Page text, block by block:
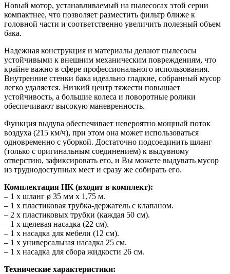
Новый мотор, устанавливаемый на пылесосах этой серии
компактнее, что позволяет разместить фильтр ближе к
головной части и соответственно увеличить полезный объем
бака.
Надежная конструкция и материалы делают пылесосы
устойчивыми к внешним механическим повреждениям, что
крайне важно в сфере профессионального использования.
Внутренние стенки бака идеально гладкие, собранный мусор
легко удаляется. Низкий центр тяжести повышает
устойчивость, а большие колеса и поворотные ролики
обеспечивают высокую маневренность.
Функция выдува обеспечивает невероятно мощный поток
воздуха (215 км/ч), при этом она может использоваться
одновременно с уборкой. Достаточно подсоединить шланг
(только с оригинальным соединением) к выдувному
отверстию, зафиксировать его, и Вы можете выдувать мусор
из труднодоступных мест и сразу же собирать его.
Комплектация HK (входит в комплект):
– 1 x шланг ø 35 мм x 1,75 м.
– 1 x пластиковая трубка-держатель с клапаном.
– 2 x пластиковых трубки (каждая 50 см).
– 1 x щелевая насадка (22 см).
– 1 x насадка для мебели (12 см).
– 1 x универсальная насадка 25 см.
– 1 x насадка для сбора жидкости 26 см.
Технические характеристики: